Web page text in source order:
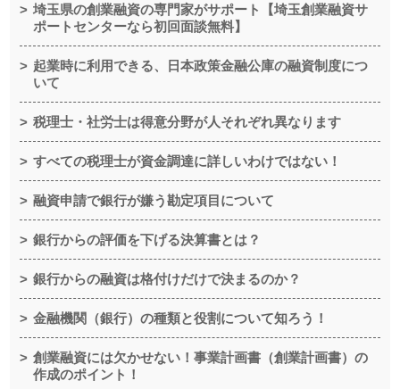
埼玉県の創業融資の専門家がサポート【埼玉創業融資サ
ポートセンターなら初回面談無料】
起業時に利用できる、日本政策金融公庫の融資制度につ
いて
税理士・社労士は得意分野が人それぞれ異なります
すべての税理士が資金調達に詳しいわけではない！
融資申請で銀行が嫌う勘定項目について
銀行からの評価を下げる決算書とは？
銀行からの融資は格付けだけで決まるのか？
金融機関（銀行）の種類と役割について知ろう！
創業融資には欠かせない！事業計画書（創業計画書）の
作成のポイント！